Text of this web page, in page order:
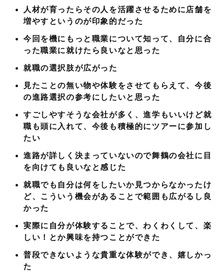
人材が育ったらその人を活躍させるために店舗を
増やすというのが印象的だった
今回を機にもっと職業について知って、自分に合
った職業に就けたら良いなと思った
就職の選択肢が広がった
見たことの無い物や体験をさせてもらえて、今後
の進路選択の参考にしたいと思った
すごしやすそうな会社が多く、進学もいいけど就
職も頭に入れて、今後も積極的にツアーに参加し
たい
進路が詳しく決まっていないので舞鶴の会社に目
を向けても良いなと感じた
就職でも自分は何をしたいか見つからなかったけ
ど、こういう機会があることで範囲も広がるし良
かった
実際に自分が体験することで、わくわくして、楽
しい！とか興味を持つことができた
普段できないような貴重な体験ができ、嬉しかっ
た